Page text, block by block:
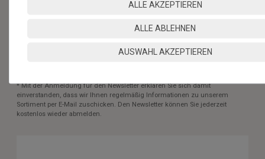
Hiermit bestätige ich, dass ich die Daten­schutz­erklärung
* Mit der Anmeldung für den Newsletter erklären Sie sich damit
einverstanden, dass wir Ihnen regelmäßig Informationen zu unserem
Sortiment per E-Mail zuschicken. Den Newsletter können Sie jederzeit
kostenlos wieder abmelden.
ALLE AKZEPTIEREN
ALLE ABLEHNEN
AUSWAHL AKZEPTIEREN